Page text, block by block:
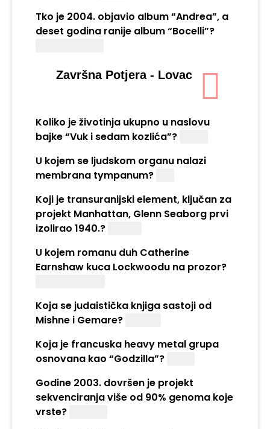
Tko je 2004. objavio album “Andrea”, a
deset godina ranije album “Bocelli”?
Završna Potjera - Lovac
Koliko je životinja ukupno u naslovu
bajke “Vuk i sedam kozlića”?
U kojem se ljudskom organu nalazi
membrana tympanum?
Koji je transuranijski element, ključan za
projekt Manhattan, Glenn Seaborg prvi
izolirao 1940.?
U kojem romanu duh Catherine
Earnshaw kuca Lockwoodu na prozor?
Koja se judaistička knjiga sastoji od
Mishne i Gemare?
Koja je francuska heavy metal grupa
osnovana kao “Godzilla”?
Godine 2003. dovršen je projekt
sekvenciranja više od 90% genoma koje
vrste?